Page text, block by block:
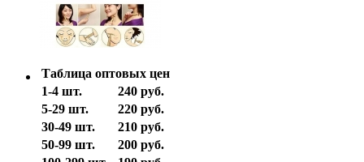
Таблица оптовых цен
1-4 шт.
240 руб.
5-29 шт.
220 руб.
30-49 шт.
210 руб.
50-99 шт.
200 руб.